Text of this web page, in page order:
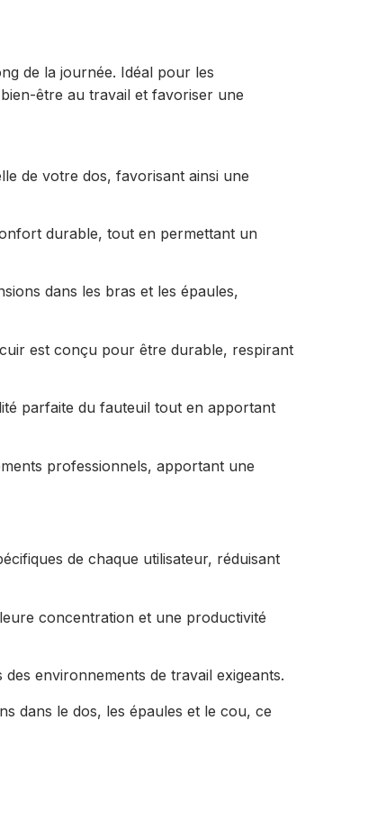
de la journée. Idéal pour les
être au travail et favoriser une
de votre dos, favorisant ainsi une
durable, tout en permettant un
dans les bras et les épaules,
est conçu pour être durable, respirant
parfaite du fauteuil tout en apportant
professionnels, apportant une
de chaque utilisateur, réduisant
concentration et une productivité
environnements de travail exigeants.
dans le dos, les épaules et le cou, ce